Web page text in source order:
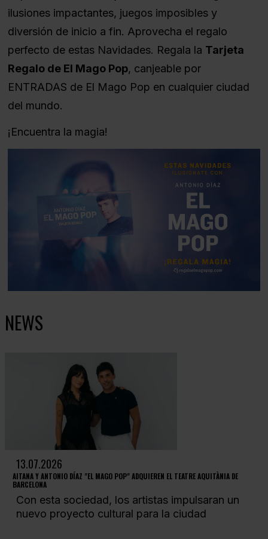
ilusiones impactantes, juegos imposibles y
diversión de inicio a fin. Aprovecha el regalo
perfecto de estas Navidades. Regala la Tarjeta
Regalo de El Mago Pop, canjeable por
ENTRADAS de El Mago Pop en cualquier ciudad
del mundo.
¡Encuentra la magia!
NEWS
13.07.2026
AITANA Y ANTONIO DÍAZ "EL MAGO POP" ADQUIEREN EL TEATRE AQUITÀNIA DE
BARCELONA
Con esta sociedad, los artistas impulsaran un
nuevo proyecto cultural para la ciudad